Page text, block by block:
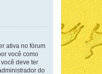
ativa no fórum
você como
deve ter
do